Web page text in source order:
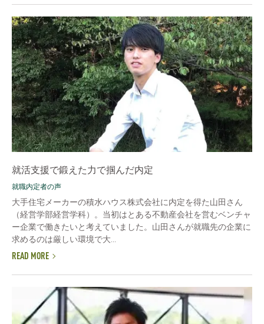
就活支援で鍛えた力で掴んだ内定
就職内定者の声
大手住宅メーカーの積水ハウス株式会社に内定を得た山田さん
（経営学部経営学科）。当初はとある不動産会社を営むベンチャ
ー企業で働きたいと考えていました。山田さんが就職先の企業に
求めるのは厳しい環境で大...
READ MORE